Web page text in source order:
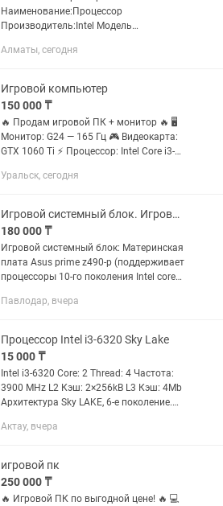
Наименование:Процессор
Производитель:Intel Модель
процессора:7100 Тактовая частота
Socket:LGA 1151 Количество...
Алматы, сегодня
Игровой компьютер
150 000 ₸
🔥 Продам игровой ПК + монитор 🔥 🖥
Монитор: G24 — 165 Гц 🎮 Видеокарта:
GTX 1060 Ti ⚡ Процессор: Intel Core i3-
Мышка: Xtreon XT1 Комп отлично
Уральск, сегодня
Игровой системный блок. Игровой ПК
180 000 ₸
Игровой системный блок: Материнская
плата Asus prime z490-p (поддерживает
процессоры 10-го поколения Intel core)
Кулер башенный Deepcool Ice edge mini
Павлодар, вчера
Процессор Intel i3-6320 Sky Lake
15 000 ₸
Intel i3-6320 Core: 2 Thread: 4 Частота:
3900 MHz L2 Кэш: 2×256kB L3 Кэш: 4Mb
Архитектура Sky LAKE, 6-е поколение.
H110, B150, H170, Z170, B250, H270,
Актау, вчера
игровой пк
250 000 ₸
🔥 Игровой ПК по выгодной цене! 🔥 💻